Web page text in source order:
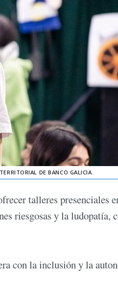
DE BANCO GALICIA.
talleres presenciales
riesgosas y la ludopatía,
con la inclusión y la